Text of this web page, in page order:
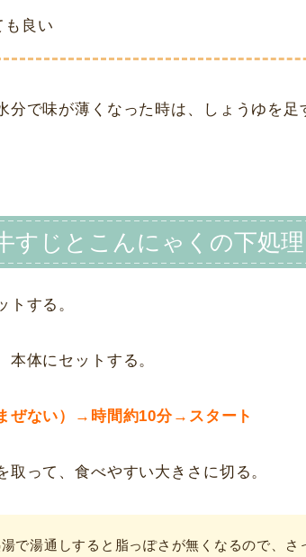
良い
分で味が薄くなった時は、しょうゆを足
すじとこんにゃくの下処理
する。
体にセットする。
ぜない）→時間約10分→スタート
って、食べやすい大きさに切る。
で湯通しすると脂っぽさが無くなるので、さ